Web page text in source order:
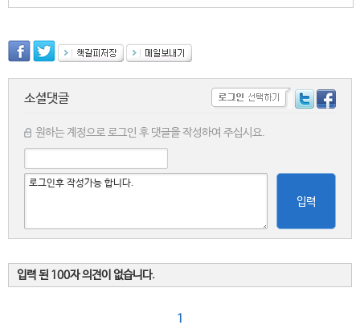
소셜댓글
원하는 계정으로 로그인 후 댓글을 작성하여 주십시요.
입력
입력 된 100자 의견이 없습니다.
1